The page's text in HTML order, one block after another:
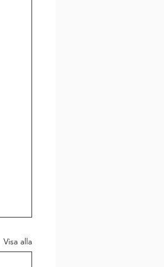
Visa alla